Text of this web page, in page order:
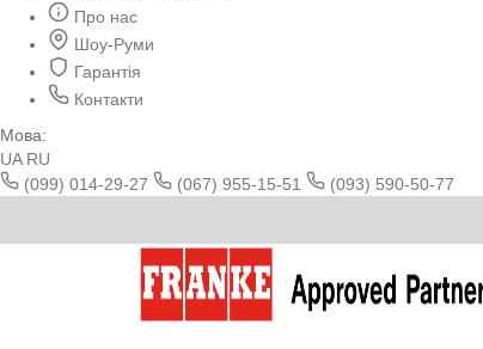
Про нас
Шоу-Руми
Гарантія
Контакти
Мова:
UA RU
(099) 014-29-27
(067) 955-15-51
(093) 590-50-77